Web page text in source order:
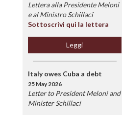
Lettera alla Presidente Meloni
e al Ministro Schillaci
Sottoscrivi qui la lettera
Leggi
Italy owes Cuba a debt
25 May 2026
Letter to President Meloni and
Minister Schillaci